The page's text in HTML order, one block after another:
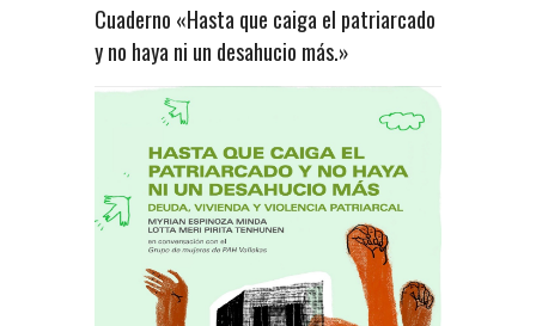
Cuaderno «Hasta que caiga el patriarcado
y no haya ni un desahucio más.»